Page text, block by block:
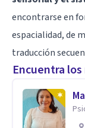
encontrarse en
espacialidad, de
traducción
Encuentra